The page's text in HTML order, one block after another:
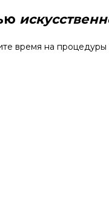
время на